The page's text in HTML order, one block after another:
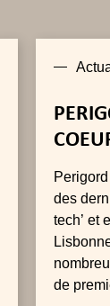
des
tech’ et
de